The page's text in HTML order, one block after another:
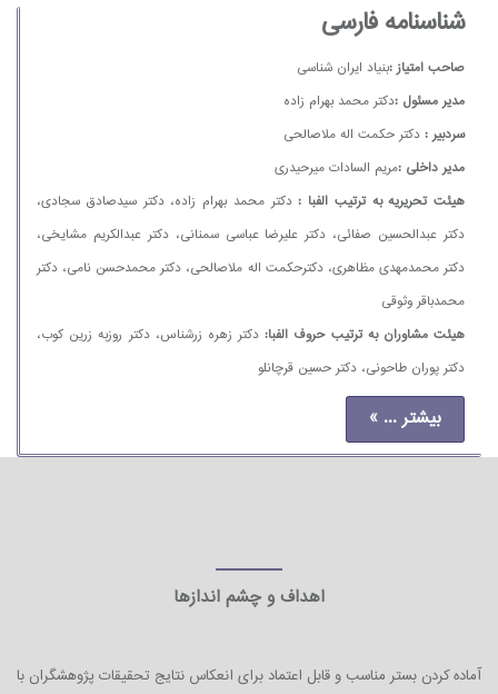
شناسنامه فارسی
صاحب امتیاز :بنیاد ایران شناسی
مدیر مسئول :دکتر محمد بهرام زاده
سردبیر :دکتر حکمت اله ملاصالحی
مدیر داخلی :مریم السادات میرحیدری
هیئت تحریریه به ترتیب الفبا : دکتر محمد بهرام زاده، دکتر سیدصادق سجادی،
دکتر عبدالحسین صفائی، دکتر علیرضا عباسی سمنانی، دکتر عبدالکریم مشایخی،
دکتر محمدمهدی مظاهری، دکترحکمت اله ملاصالحی، دکتر محمدحسن نامی، دکتر
محمدباقر وثوقی
هیئت مشاوران به ترتیب حروف الفبا:دکتر زهره زرشناس، دکتر روزبه زرین کوب،
دکتر پوران طاحونی، دکتر حسین قرچانلو
بیشتر ... »
اهداف و چشم اندازها
آماده کردن بستر مناسب و قابل اعتماد برای انعکاس نتایج تحقیقات پژوهشگران با